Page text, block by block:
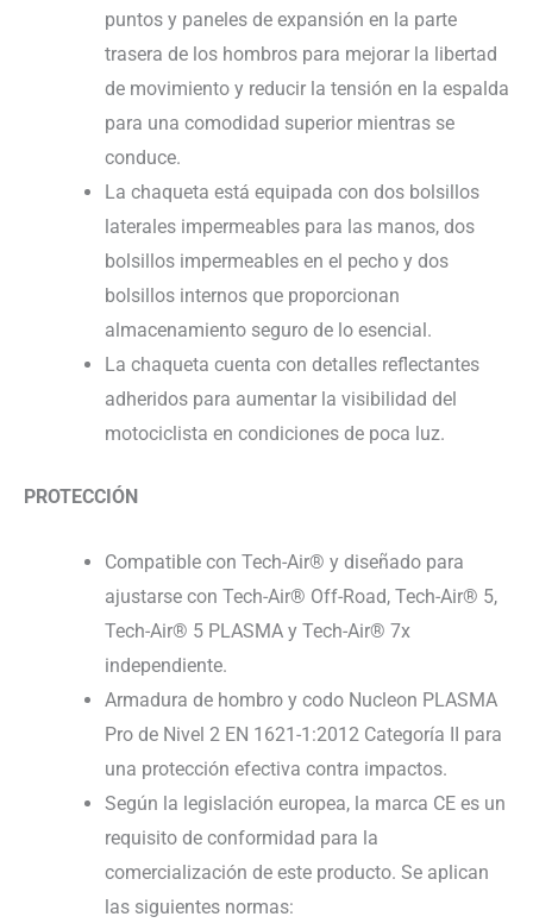
puntos y paneles de expansión en la parte
trasera de los hombros para mejorar la libertad
de movimiento y reducir la tensión en la espalda
para una comodidad superior mientras se
conduce.
La chaqueta está equipada con dos bolsillos
laterales impermeables para las manos, dos
bolsillos impermeables en el pecho y dos
bolsillos internos que proporcionan
almacenamiento seguro de lo esencial.
La chaqueta cuenta con detalles reflectantes
adheridos para aumentar la visibilidad del
motociclista en condiciones de poca luz.
PROTECCIÓN
Compatible con Tech-Air® y diseñado para
ajustarse con Tech-Air® Off-Road, Tech-Air® 5,
Tech-Air® 5 PLASMA y Tech-Air® 7x
independiente.
Armadura de hombro y codo Nucleon PLASMA
Pro de Nivel 2 EN 1621-1:2012 Categoría II para
una protección efectiva contra impactos.
Según la legislación europea, la marca CE es un
requisito de conformidad para la
comercialización de este producto. Se aplican
las siguientes normas: